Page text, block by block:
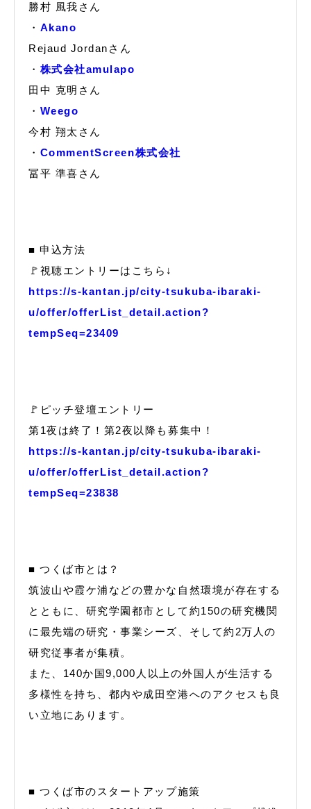
勝村 風我さん
・ Akano
Rejaud Jordanさん
・ 株式会社amulapo
田中 克明さん
・ Weego
今村 翔太さん
・ CommentScreen株式会社
冨平 準喜さん
■ 申込方法
🚩視聴エントリーはこちら↓
https://s-kantan.jp/city-tsukuba-ibaraki-
u/offer/offerList_detail.action?
tempSeq=23409
🚩ピッチ登壇エントリー
第1夜は終了！第2夜以降も募集中！
https://s-kantan.jp/city-tsukuba-ibaraki-
u/offer/offerList_detail.action?
tempSeq=23838
■ つくば市とは？
筑波山や霞ケ浦などの豊かな自然環境が存在する
とともに、研究学園都市として約150の研究機関
に最先端の研究・事業シーズ、そして約2万人の
研究従事者が集積。
また、140か国9,000人以上の外国人が生活する
多様性を持ち、都内や成田空港へのアクセスも良
い立地にあります。
■ つくば市のスタートアップ施策